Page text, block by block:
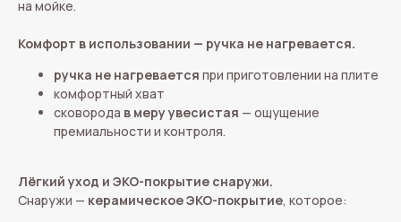
на мойке.
Комфорт в использовании — ручка не нагревается.
ручка не нагревается при приготовлении на плите
комфортный хват
сковорода в меру увесистая — ощущение
премиальности и контроля.
Лёгкий уход и ЭКО-покрытие снаружи.
Снаружи — керамическое ЭКО-покрытие, которое: